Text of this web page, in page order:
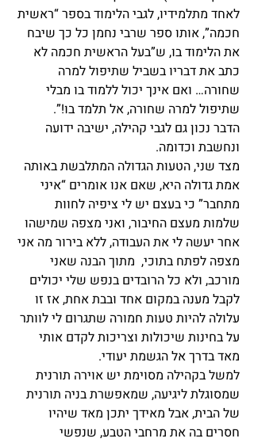
לאחד מתלמידיו, לגבי הלימוד בספר “ראשית
חכמה”, אותו ספר שרבי נחמן כל כך שיבח
את הלימוד בו, ש”בעל הראשית חכמה לא
כתב את דבריו בשביל שתיפול למרה
שחורה… ואם אינך יכול ללמוד בו מבלי
שתיפול למרה שחורה, אל תלמד בו!”.
הדבר נכון גם לגבי קהילה, ישיבה ידועה
ונחשבת וכדומה.
מצד שני, הטעות הגדולה המתלבשת באותה
אמת גדולה היא, שאם אנו אומרים “איני
מתחבר” כי בעצם יש לי ציפיה לחוות
שלמות מעצם החיבור, ואני מצפה שמישהו
אחר יעשה לי את העבודה, ללא בירור מה אני
מצפה לפתח בתוכי,  מתוך הבנה שאני
מורכב, ולא כל הרובדים בנפש שלי יכולים
לקבל מענה במקום אחד ובבת אחת, אז זו
עלולה להיות טעות חמורה שתגרום לי לוותר
על בחינות שיכולות וצריכות לקדם אותי
מאד בדרך אל הגשמת יעודי.
למשל בקהילה מסוימת יש אוירה תורנית
שמסוגלת ליגיעה, שמאפשרת בניה תורנית
של הבית, אבל מאידך יתכן מאד שיהיו
חסרים בה את מרחבי הטבע, שנפשי